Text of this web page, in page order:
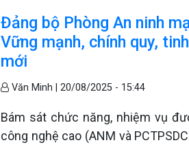
Đảng bộ Phòng An ninh
Vững mạnh, chính quy,
mới
Văn Minh |20/08/2025 - 15:44
Bám sát chức năng, nhiệm vụ
công nghệ cao (ANM và